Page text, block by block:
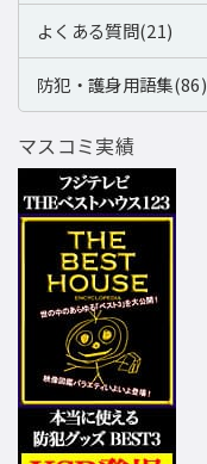
よくある質問(21)
防犯・護身用語集(86)
マスコミ実績